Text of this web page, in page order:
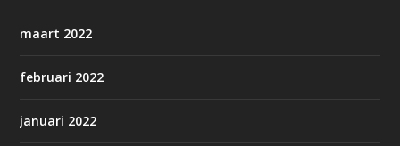
maart 2022
februari 2022
januari 2022